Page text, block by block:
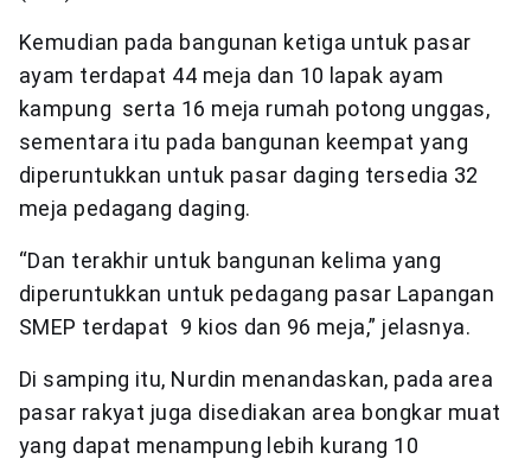
Kemudian pada bangunan ketiga untuk pasar
ayam terdapat 44 meja dan 10 lapak ayam
kampung serta 16 meja rumah potong unggas,
sementara itu pada bangunan keempat yang
diperuntukkan untuk pasar daging tersedia 32
meja pedagang daging.
“Dan terakhir untuk bangunan kelima yang
diperuntukkan untuk pedagang pasar Lapangan
SMEP terdapat 9 kios dan 96 meja,” jelasnya.
Di samping itu, Nurdin menandaskan, pada area
pasar rakyat juga disediakan area bongkar muat
yang dapat menampung lebih kurang 10